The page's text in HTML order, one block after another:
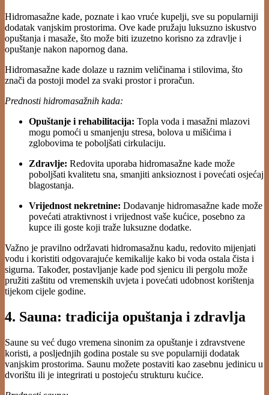
Hidromasažne kade, poznate i kao vruće kupelji, sve su popularniji
dodatak vanjskim prostorima. Ove kade pružaju luksuzno iskustvo
opuštanja i masaže, što može biti izuzetno korisno za zdravlje i
opuštanje nakon napornog dana.
Hidromasažne kade dolaze u raznim veličinama i stilovima, što
znači da postoji model za svaki prostor i proračun.
Prednosti hidromasažnih kada:
Opuštanje i rehabilitacija: Topla voda i masažni mlazovi
mogu pomoći u smanjenju stresa, bolova u mišićima i
zglobovima te poboljšati cirkulaciju.
Zdravlje: Redovita uporaba hidromasažne kade može
poboljšati kvalitetu sna, smanjiti anksioznost i povećati osjećaj
blagostanja.
Vrijednost nekretnine: Dodavanje hidromasažne kade može
povećati atraktivnost i vrijednost vaše kućice, posebno za
kupce ili goste koji traže luksuzne dodatke.
Važno je pravilno održavati hidromasažnu kadu, redovito mijenjati
vodu i koristiti odgovarajuće kemikalije kako bi voda ostala čista i
sigurna. Također, postavljanje kade pod sjenicu ili pergolu može
pružiti zaštitu od vremenskih uvjeta i povećati udobnost korištenja
tijekom cijele godine.
4. Sauna: tradicija opuštanja i zdravlja
Saune su već dugo vremena sinonim za opuštanje i zdravstvene
koristi, a posljednjih godina postale su sve popularniji dodatak
vanjskim prostorima. Saunu možete postaviti kao zasebnu jedinicu u
dvorištu ili je integrirati u postojeću strukturu kućice.